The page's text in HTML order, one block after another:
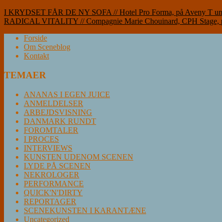
Indlægsnavigation
I KRYDSET FÅR DE NY SOFA // Hotel Pro Forma, på Aveny T
RADICAL VITALITY // Compagnie Marie Chouinard, CPH Stage,
Forside
Om Sceneblog
Kontakt
TEMAER
ANANAS I EGEN JUICE
ANMELDELSER
ARBEJDSVISNING
DANMARK RUNDT
FOROMTALER
I PROCES
INTERVIEWS
KUNSTEN UDENOM SCENEN
LYDE PÅ SCENEN
NEKROLOGER
PERFORMANCE
QUICK'N'DIRTY
REPORTAGER
SCENEKUNSTEN I KARANTÆNE
Uncategorized